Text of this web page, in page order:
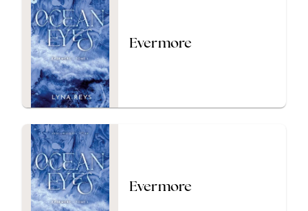
Evermore
Evermore